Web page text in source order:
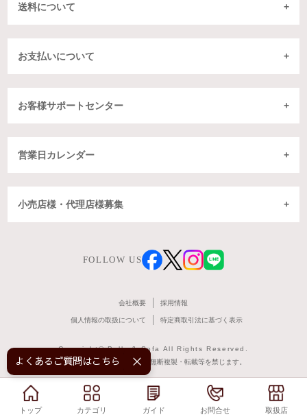
トップ カテゴリ ガイド お問合せ 取扱店
送料について
お支払いについて
お客様サポートセンター
営業日カレンダー
小売店様・代理店様募集
FOLLOW US
会社概要 採用情報
個人情報の取扱について 特定商取引法に基づく表示
Copyright© Belle & Sofa All Rights Reserved.
掲載記事・写真・図表などの無断複製・転載等を禁じます。
トップ カテゴリ ガイド お問合せ 取扱店
よくあるご質問はこちら！